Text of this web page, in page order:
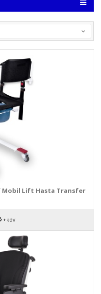
Mobil Lift Hasta Transfer
+kdv